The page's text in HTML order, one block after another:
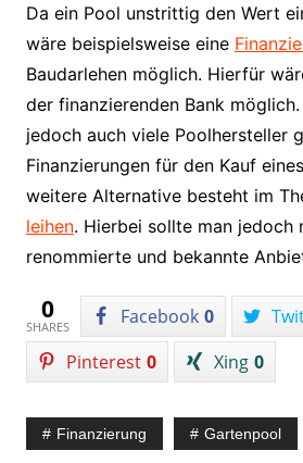
Da ein Pool unstrittig den Wert
wäre beispielsweise eine
Baudarlehen möglich. Hierfür
der finanzierenden Bank
jedoch auch viele Poolhersteller
Finanzierungen für den Kauf
weitere Alternative besteht im
leihen. Hierbei sollte man jedoch
renommierte und bekannte
0
SHARES Facebook 0
Pinterest 0 Xing 0
Finanzierung Gartenpool